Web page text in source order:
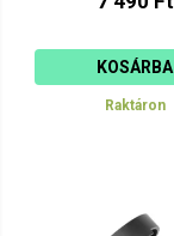
KOSÁRBA
Raktáron